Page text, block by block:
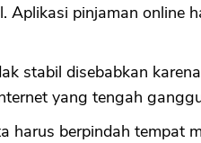
Aplikasi pinjaman online
stabil disebabkan
yang tengah
harus berpindah tempat